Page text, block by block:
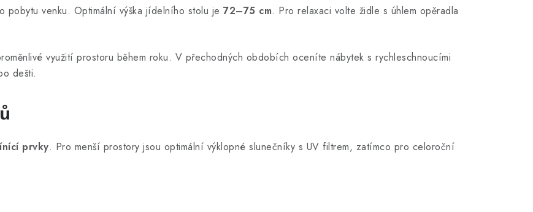
pobytu venku. Optimální výška jídelního stolu je 72–75 cm. Pro relaxaci volte židle s úhlem opěradla
využití prostoru během roku. V přechodných obdobích oceníte nábytek s rychleschnoucími
dešti.
prvky. Pro menší prostory jsou optimální výklopné slunečníky s UV filtrem, zatímco pro celoroční